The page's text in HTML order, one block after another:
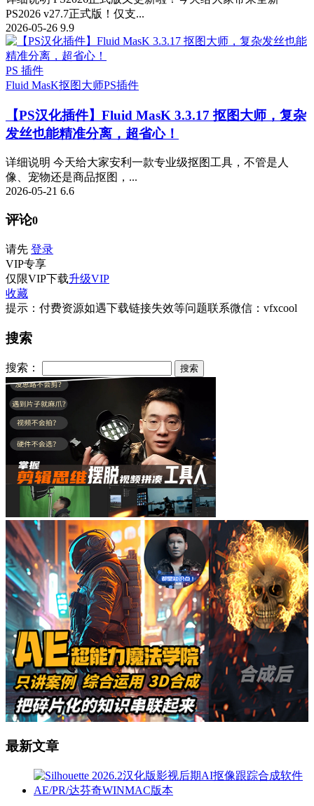
PS2026 v27.7正式版！仅支...
2026-05-26 9.9
PS 插件
Fluid MasK抠图大师PS插件
【PS汉化插件】Fluid MasK 3.3.17 抠图大师，复杂
发丝也能精准分离，超省心！
详细说明 今天给大家安利一款专业级抠图工具，不管是人
像、宠物还是商品抠图，...
2026-05-21 6.6
评论0
请先 登录
VIP专享
仅限VIP下载升级VIP
收藏
提示：付费资源如遇下载链接失效等问题联系微信：vfxcool
搜索
搜索：
最新文章